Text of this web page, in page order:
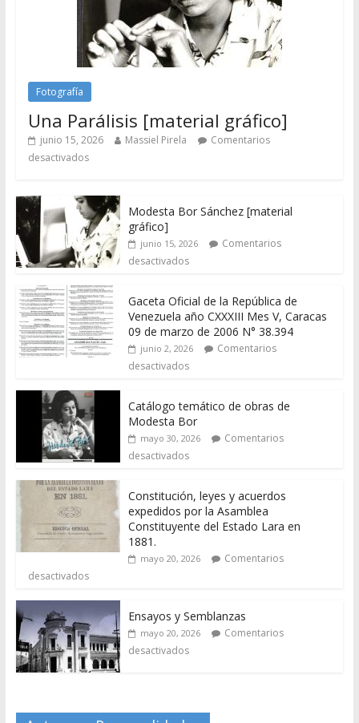
Fotografía
Una Parálisis [material gráfico]
junio 15, 2026 Massiel Pirela
Comentarios
desactivados
Modesta Bor Sánchez [material
gráfico]
junio 15, 2026
Comentarios
desactivados
Gaceta Oficial de la República de
Venezuela año CXXXIII Mes V, Caracas
09 de marzo de 2006 N° 38.394
junio 2, 2026
Comentarios
desactivados
Catálogo temático de obras de
Modesta Bor
mayo 30, 2026
Comentarios
desactivados
Constitución, leyes y acuerdos
expedidos por la Asamblea
Constituyente del Estado Lara en
1881.
mayo 20, 2026
Comentarios
desactivados
Ensayos y Semblanzas
mayo 20, 2026
Comentarios
desactivados